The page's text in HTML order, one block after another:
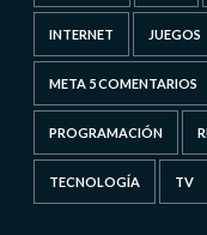
INTERNET JUEGOS
META 5 COMENTARIOS
PROGRAMACIÓN
TECNOLOGÍA TV